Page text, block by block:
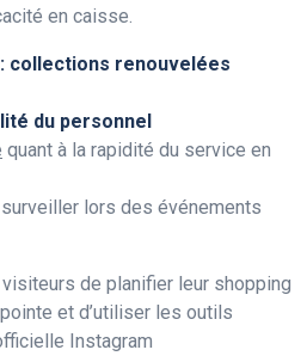
en caisse.
collections renouvelées
du personnel
quant à la rapidité du service en
surveiller lors des événements
de planifier leur shopping
et d’utiliser les outils
Instagram